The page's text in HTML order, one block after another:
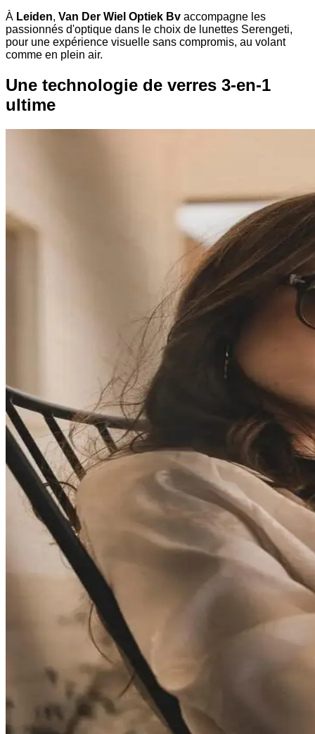
À Leiden, Van Der Wiel Optiek Bv accompagne les
passionnés d'optique dans le choix de lunettes Serengeti,
pour une expérience visuelle sans compromis, au volant
comme en plein air.
Une technologie de verres 3-en-1
ultime